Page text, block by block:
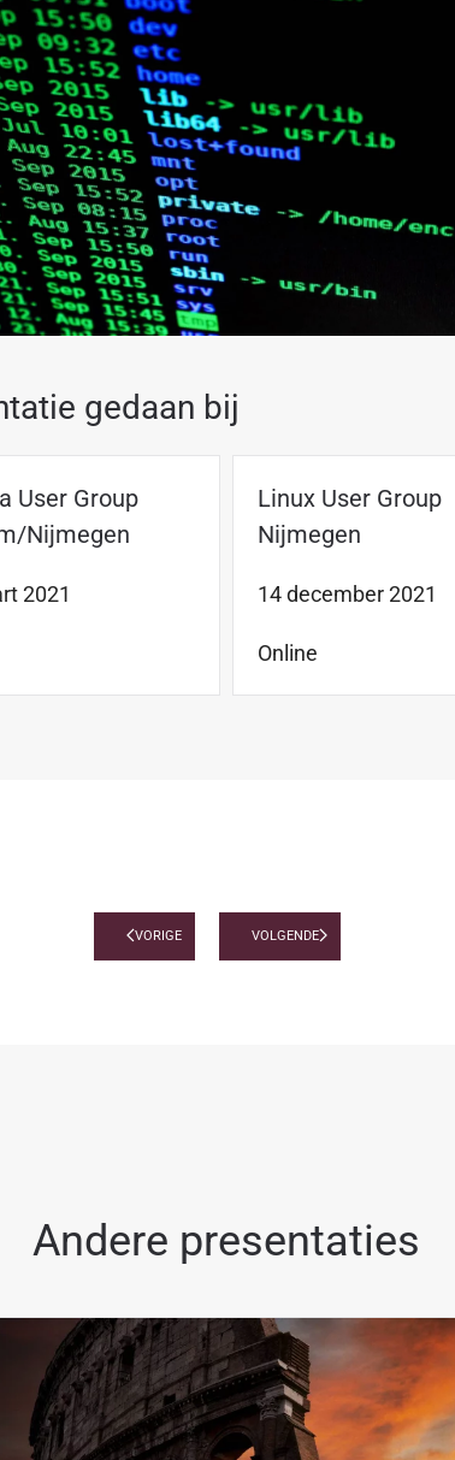
gedaan bij
User Group
Nijmegen
2021
Linux User Group
Nijmegen
14 december 2021
Online
VORIGE VOLGENDE
Andere presentaties